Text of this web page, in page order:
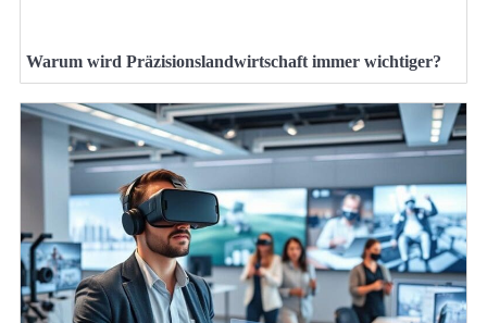
Warum wird Präzisionslandwirtschaft immer wichtiger?